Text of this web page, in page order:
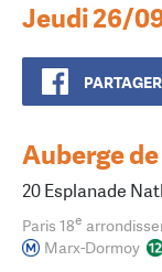
Jeudi 26/
Auberge
20 Esplanade
Paris 18e
Marx-Dormoy